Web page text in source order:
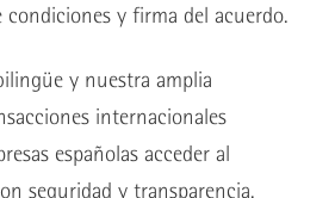
condiciones y firma del acuerdo.
y nuestra amplia
internacionales
españolas acceder al
seguridad y transparencia.